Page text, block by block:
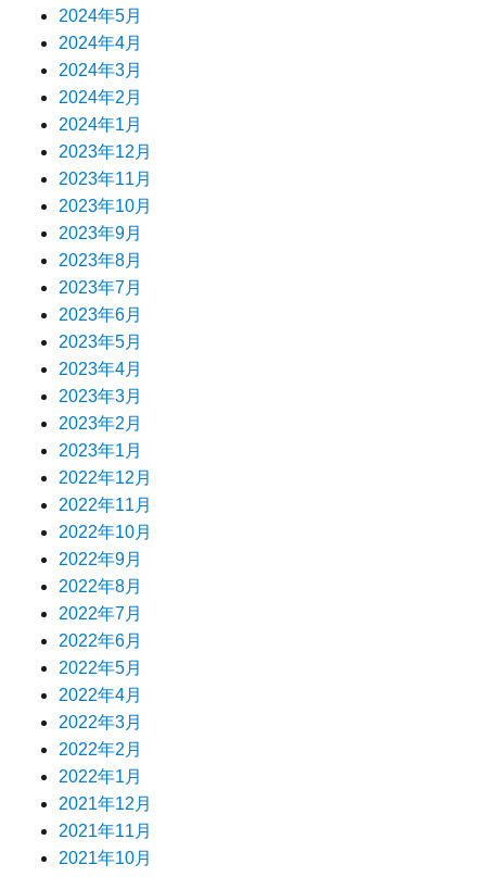
2024年5月
2024年4月
2024年3月
2024年2月
2024年1月
2023年12月
2023年11月
2023年10月
2023年9月
2023年8月
2023年7月
2023年6月
2023年5月
2023年4月
2023年3月
2023年2月
2023年1月
2022年12月
2022年11月
2022年10月
2022年9月
2022年8月
2022年7月
2022年6月
2022年5月
2022年4月
2022年3月
2022年2月
2022年1月
2021年12月
2021年11月
2021年10月